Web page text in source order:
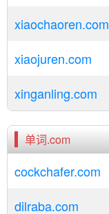
xiaochaoren.com
xiaojuren.com
xinganling.com
单词.com
cockchafer.com
dilraba.com